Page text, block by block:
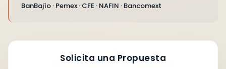
BanBajío · Pemex · CFE · NAFIN · Bancomext
Solicita una Propuesta